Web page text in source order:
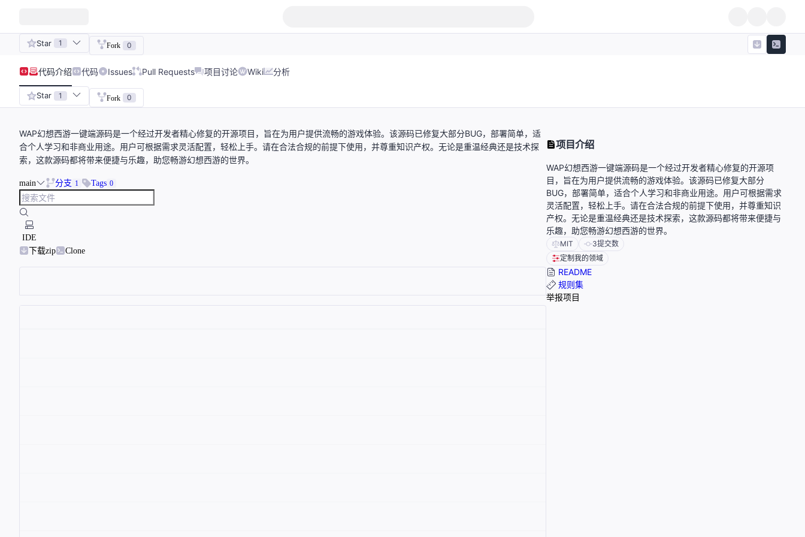
Star 1 Fork 0
代码介绍 代码 Issues Pull Requests 项目讨论 Wiki 分析
Star 1 Fork 0
WAP幻想西游一键端源码是一个经过开发者精心修复的开源项目，旨在为用户提供流畅的游戏体验。该源码已修复大部分BUG，部署简单，适
合个人学习和非商业用途。用户可根据需求灵活配置，轻松上手。请在合法合规的前提下使用，并尊重知识产权。无论是重温经典还是技术探
索，这款源码都将带来便捷与乐趣，助您畅游幻想西游的世界。
main 分支 1 Tags 0
IDE
下载zip
Clone
项目介绍
WAP幻想西游一键端源码是一个经过开发者精心修复的开源项
目，旨在为用户提供流畅的游戏体验。该源码已修复大部分
BUG，部署简单，适合个人学习和非商业用途。用户可根据需求
灵活配置，轻松上手。请在合法合规的前提下使用，并尊重知识
产权。无论是重温经典还是技术探索，这款源码都将带来便捷与
乐趣，助您畅游幻想西游的世界。
MIT 3提交数
定制我的领域
README
规则集
举报项目